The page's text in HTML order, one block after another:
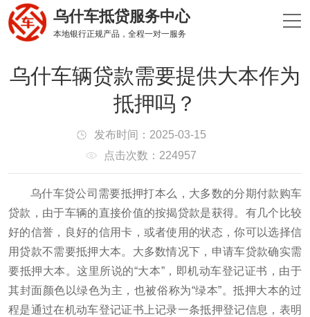
乌什车抵贷服务中心
本地银行正规产品，全程一对一服务
乌什车辆贷款需要提供大本作为
抵押吗？
发布时间：2025-03-15
点击次数：224957
乌什车贷公司需要抵押打本么，大多数的分期付款购车
贷款，由于车辆的直接价值的按揭贷款是获得。有几个比较
好的信誉，良好的信用卡，或者使用的状态，你可以选择信
用贷款不需要抵押大本。大多数情况下，申请车贷款确实需
要抵押大本。这里所说的“大本”，即机动车登记证书，由于
其封面颜色以绿色为主，也被俗称为“绿本”。抵押大本的过
程是通过在机动车登记证书上记录一条抵押登记信息，表明